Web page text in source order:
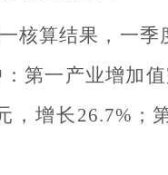
核算结果， 一季
第一产业增加
， 增长 26.7% ；